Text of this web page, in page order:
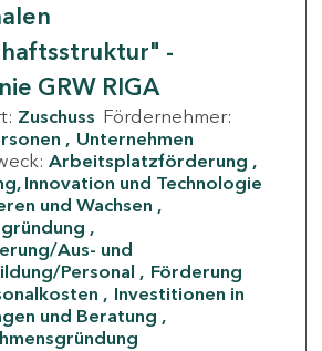
-
GRW RIGA
Zuschuss Fördernehmer:
Unternehmen
Arbeitsplatzförderung
Innovation und Technologie
und Wachsen
Aus- und
Personal
Förderung
Investitionen in
und Beratung